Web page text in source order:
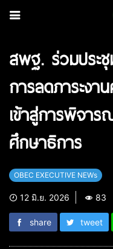
สพฐ. ร่วมประ
การลดภาระงา
เข้าสู่การพิจาร
ศึกษาธิการ
OBEC EXECUTIVE NEWs
12 มิ.ย. 2026 83
share tweet